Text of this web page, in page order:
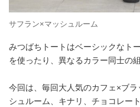
サフラン×マッシュルーム
みつばちトートはベーシックなト
を使ったり、異なるカラー同士の
今回は、毎回大人気のカフェ×ブ
シュルーム、キナリ、チョコレー